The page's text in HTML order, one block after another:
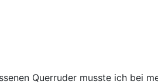
Querruder musste ich bei